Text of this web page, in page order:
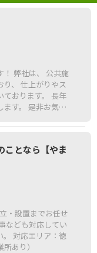
施
、 仕上がりやス
ております。 長年
お気軽
となら【やま
・設置までお任せ
なども対応してい
。 対応エリア：徳
あり）